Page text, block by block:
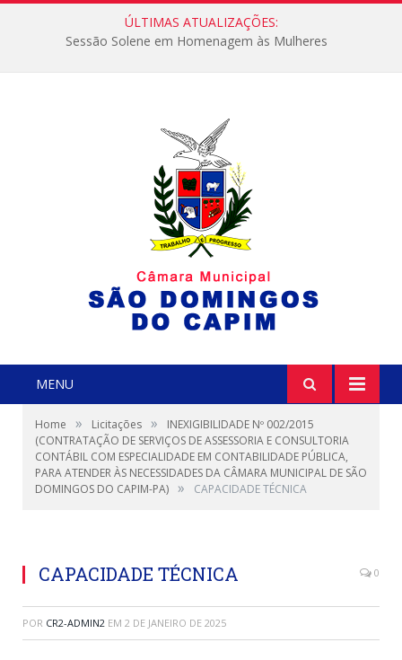
ÚLTIMAS ATUALIZAÇÕES:
Sessão Solene em Homenagem às Mulheres
MENU
Home » Licitações »
INEXIGIBILIDADE Nº 002/2015
(CONTRATAÇÃO DE SERVIÇOS DE ASSESSORIA E CONSULTORIA
CONTÁBIL COM ESPECIALIDADE EM CONTABILIDADE PÚBLICA,
PARA ATENDER ÀS NECESSIDADES DA CÂMARA MUNICIPAL DE SÃO
DOMINGOS DO CAPIM-PA) » CAPACIDADE TÉCNICA
CAPACIDADE TÉCNICA 0
POR CR2-ADMIN2 EM 2 DE JANEIRO DE 2025